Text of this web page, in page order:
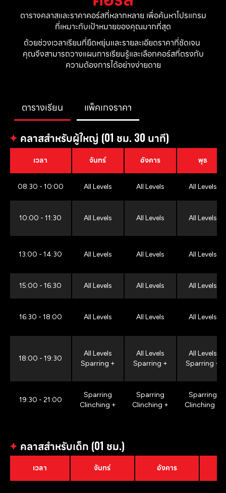
ตารางคลาสและราคาคอร์สที่หลากหลาย เพื่อค้นหาโปรแกรม
ที่เหมาะกับเป้าหมายของคุณมากที่สุด
ด้วยช่วงเวลาเรียนที่ยืดหยุ่นและรายละเอียดราคาที่ชัดเจน
คุณจึงสามารถวางแผนการเรียนรู้และเลือกคอร์สที่ตรงกับ
ความต้องการได้อย่างง่ายดาย
ตารางเรียน แพ็คเกจราคา
✦ คลาสสำหรับผู้ใหญ่ (01 ชม. 30 นาที)
เวลา จันทร์ อังคาร พุธ
08:30 - 10:00 All Levels All Levels All Levels
10:00 - 11:30 All Levels All Levels All Levels
13:00 - 14:30 All Levels All Levels All Levels
15:00 - 16:30 All Levels All Levels All Levels
16:30 - 18:00 All Levels All Levels All Levels
18:00 - 19:30
All Levels
Sparring +
All Levels
Sparring +
All Levels
Sparring +
19:30 - 21:00
Sparring
Clinching +
Sparring
Clinching +
Sparring
Clinching +
✦ คลาสสำหรับเด็ก (01 ชม.)
เวลา จันทร์ อังคาร